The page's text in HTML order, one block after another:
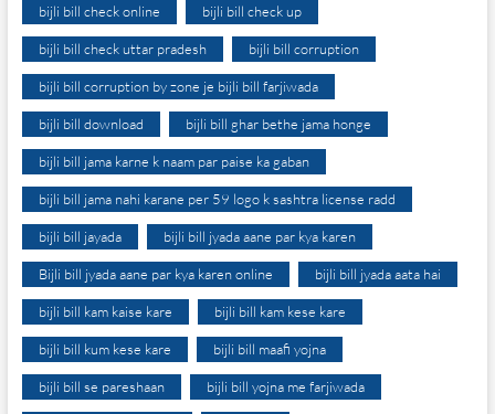
bijli bill check online bijli bill check up
bijli bill check uttar pradesh bijli bill corruption
bijli bill corruption by zone je bijli bill farjiwada
bijli bill download bijli bill ghar bethe jama honge
bijli bill jama karne k naam par paise ka gaban
bijli bill jama nahi karane per 59 logo k sashtra license radd
bijli bill jayada bijli bill jyada aane par kya karen
Bijli bill jyada aane par kya karen online bijli bill jyada aata hai
bijli bill kam kaise kare bijli bill kam kese kare
bijli bill kum kese kare bijli bill maafi yojna
bijli bill se pareshaan bijli bill yojna me farjiwada